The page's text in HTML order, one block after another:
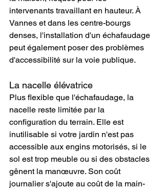
intervenants travaillant en hauteur. À
Vannes et dans les centre-bourgs
denses, l'installation d'un échafaudage
peut également poser des problèmes
d'accessibilité sur la voie publique.
La nacelle élévatrice
Plus flexible que l'échafaudage, la
nacelle reste limitée par la
configuration du terrain. Elle est
inutilisable si votre jardin n'est pas
accessible aux engins motorisés, si le
sol est trop meuble ou si des obstacles
gênent la manœuvre. Son coût
journalier s'ajoute au coût de la main-